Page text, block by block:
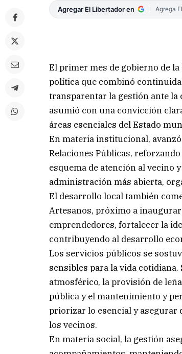
Agregar El Libertador en Agrega
El primer mes de gobierno de
política que combinó
transparentar la gestión ante la
asumió con una convicción
áreas esenciales del Estado
En materia institucional,
Relaciones Públicas,
esquema de atención al vecino
administración más abierta,
El desarrollo local también
Artesanos, próximo a
emprendedores, fortalecer la
contribuyendo al desarrollo
Los servicios públicos se
sensibles para la vida
atmosférico, la provisión de
pública y el mantenimiento y
priorizar lo esencial y asegurar
los vecinos.
En materia social, la gestión